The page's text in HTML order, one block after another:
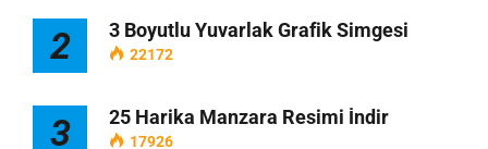
2 3 Boyutlu Yuvarlak Grafik Simgesi
22172
3 25 Harika Manzara Resimi İndir
17926